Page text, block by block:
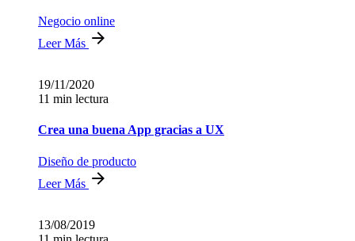
Negocio online
Leer Más
19/11/2020
11 min lectura
Crea una buena App gracias a UX
Diseño de producto
Leer Más
13/08/2019